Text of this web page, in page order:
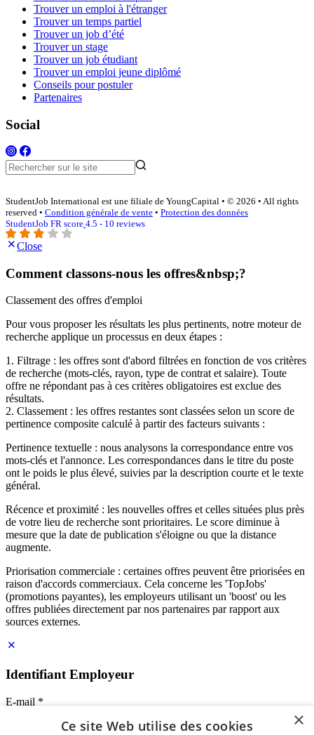
Trouver un emploi à l'étranger
Trouver un temps partiel
Trouver un job d’été
Trouver un stage
Trouver un job étudiant
Trouver un emploi jeune diplômé
Conseils pour postuler
Partenaires
Social
StudentJob International est une filiale de YoungCapital • © 2026 • All rights
reserved • Condition générale de vente • Protection des données
StudentJob FR score 4.5 - 10 reviews
Close
Comment classons-nous les offres&nbsp;?
Classement des offres d'emploi
Pour vous proposer les résultats les plus pertinents, notre moteur de
recherche applique un processus en deux étapes :
1. Filtrage : les offres sont d'abord filtrées en fonction de vos critères
de recherche (mots-clés, rayon, type de contrat et salaire). Toute
offre ne répondant pas à ces critères obligatoires est exclue des
résultats.
2. Classement : les offres restantes sont classées selon un score de
pertinence composite calculé à partir des facteurs suivants :
Pertinence textuelle : nous analysons la correspondance entre vos
mots-clés et l'annonce. Les correspondances dans le titre du poste
ont le poids le plus élevé, suivies par la description courte et le texte
général.
Récence et proximité : les nouvelles offres et celles situées plus près
de votre lieu de recherche sont prioritaires. Le score diminue à
mesure que la date de publication s'éloigne ou que la distance
augmente.
Priorisation commerciale : certaines offres peuvent être priorisées en
raison d'accords commerciaux. Cela concerne les 'TopJobs'
(promotions payantes), les employeurs utilisant un 'boost' ou les
offres publiées directement par nos partenaires par rapport aux
sources externes.
Identifiant Employeur
E-mail *
Mot de passe ×
Ce site Web utilise des cookies